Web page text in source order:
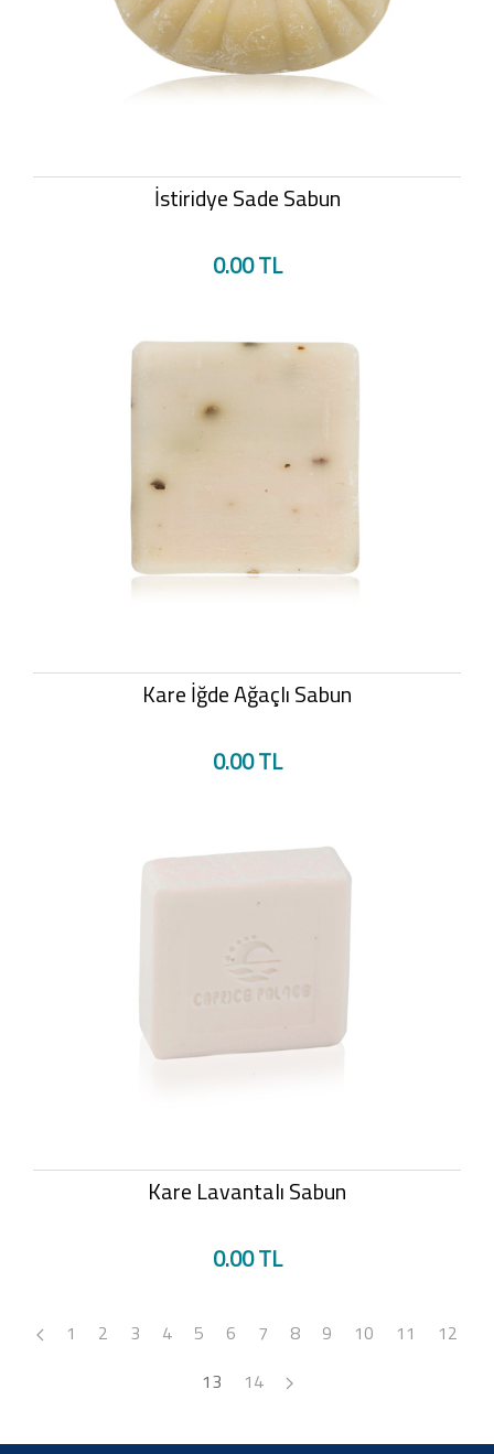
İstiridye Sade Sabun
0.00 TL
Kare İğde Ağaçlı Sabun
0.00 TL
Kare Lavantalı Sabun
0.00 TL
1 2 3 4 5 6 7 8 9 10 11
12
13
14